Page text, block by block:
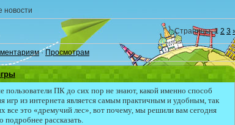
новости
Страницы:1 2 3
· Просмотрам
пользователи ПК до сих пор не знают, какой именно способ
игр из интернета является самым практичным и удобным, так
все это «дремучий лес», вот почему, мы решили вам сегодня
подробнее рассказать.